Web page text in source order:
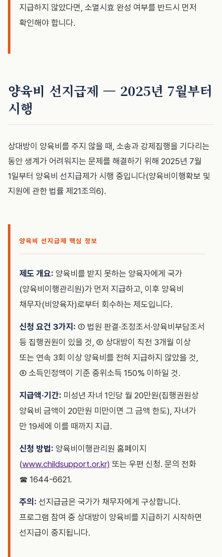
지급하지 않았다면, 소멸시효 완성 여부를 반드시 먼저
확인해야 합니다.
양육비 선지급제 — 2025년 7월부터
시행
상대방이 양육비를 주지 않을 때, 소송과 강제집행을 기다리는
동안 생계가 어려워지는 문제를 해결하기 위해 2025년 7월
1일부터 양육비 선지급제가 시행 중입니다(양육비이행확보 및
지원에 관한 법률 제21조의6).
양육비 선지급제 핵심 정보
제도 개요: 양육비를 받지 못하는 양육자에게 국가
(양육비이행관리원)가 먼저 지급하고, 이후 양육비
채무자(비양육자)로부터 회수하는 제도입니다.
신청 요건 3가지: ① 법원 판결·조정조서·양육비부담조서
등 집행권원이 있을 것, ② 상대방이 직전 3개월 이상
또는 연속 3회 이상 양육비를 전혀 지급하지 않았을 것,
③ 소득인정액이 기준 중위소득 150% 이하일 것.
지급액·기간: 미성년 자녀 1인당 월 20만원(집행권원상
양육비 금액이 20만원 미만이면 그 금액 한도), 자녀가
만 19세에 이를 때까지 지급.
신청 방법: 양육비이행관리원 홈페이지
(www.childsupport.or.kr) 또는 우편 신청. 문의 전화
☎ 1644-6621.
주의: 선지급금은 국가가 채무자에게 구상합니다.
프로그램 참여 중 상대방이 양육비를 지급하기 시작하면
선지급이 중지됩니다.